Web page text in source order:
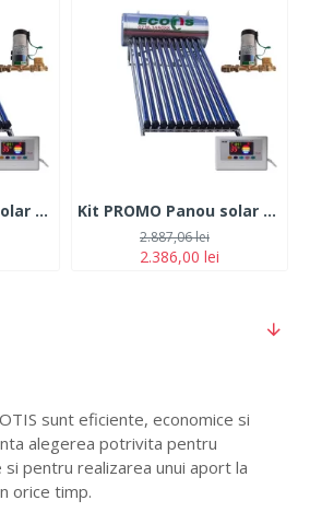
Kit PROMO Panou solar nepresurizat 100 litri din inox cu automatizare plus pompa majorare presiune Kit PROMO Panou solar nepresurizat 150 litri din inox cu automatizare plus pompa majorare presiune
2.386,00 lei
2.887,06 lei
sunt eficiente, economice si
alegerea potrivita pentru
si pentru realizarea unui aport la
orice timp.